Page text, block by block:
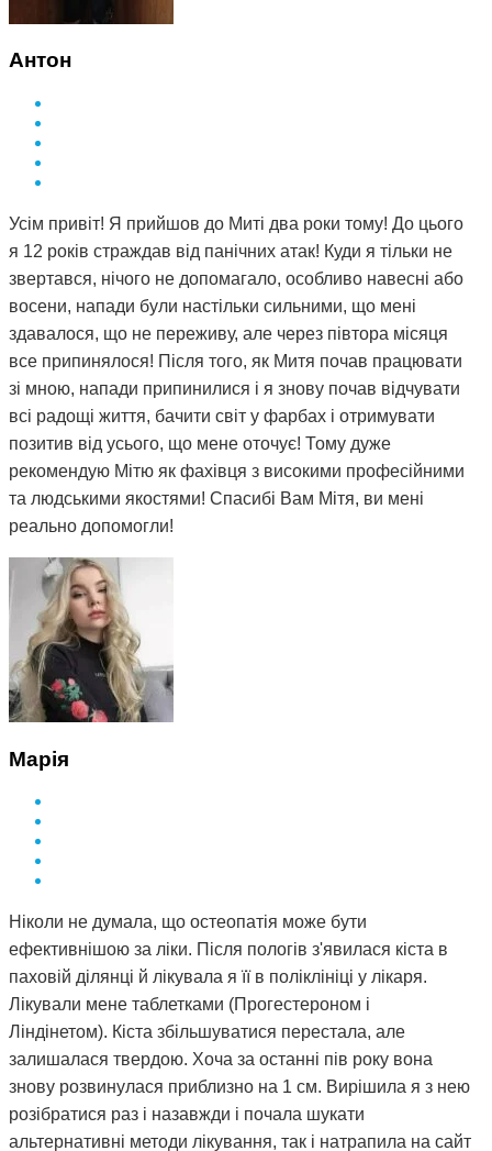
Антон
Усім привіт! Я прийшов до Миті два роки тому! До цього
я 12 років страждав від панічних атак! Куди я тільки не
звертався, нічого не допомагало, особливо навесні або
восени, напади були настільки сильними, що мені
здавалося, що не переживу, але через півтора місяця
все припинялося! Після того, як Митя почав працювати
зі мною, напади припинилися і я знову почав відчувати
всі радощі життя, бачити світ у фарбах і отримувати
позитив від усього, що мене оточує! Тому дуже
рекомендую Мітю як фахівця з високими професійними
та людськими якостями! Спасибі Вам Мітя, ви мені
реально допомогли!
Марія
Ніколи не думала, що остеопатія може бути
ефективнішою за ліки. Після пологів з'явилася кіста в
паховій ділянці й лікувала я її в поліклініці у лікаря.
Лікували мене таблетками (Прогестероном і
Ліндінетом). Кіста збільшуватися перестала, але
залишалася твердою. Хоча за останні пів року вона
знову розвинулася приблизно на 1 см. Вирішила я з нею
розібратися раз і назавжди і почала шукати
альтернативні методи лікування, так і натрапила на сайт